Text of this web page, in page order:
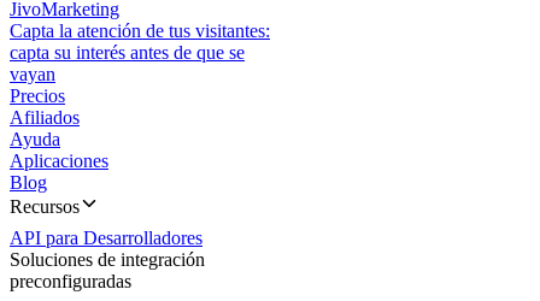
JivoMarketing
Capta la atención de tus visitantes:
capta su interés antes de que se
vayan
Precios
Afiliados
Ayuda
Aplicaciones
Blog
Recursos
API para Desarrolladores
Soluciones de integración
preconfiguradas